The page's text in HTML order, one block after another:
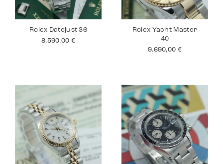
Rolex Datejust 36
8.590,00 €
Rolex Yacht Master
40
9.690,00 €